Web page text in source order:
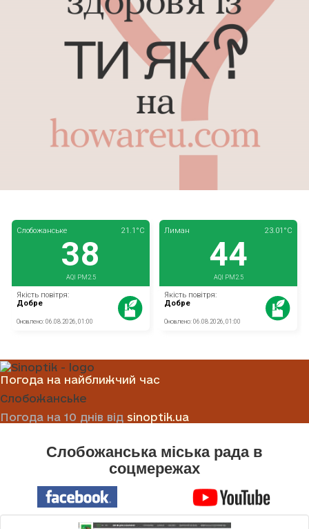
Погода на найближчий час
Слобожанське
Погода на 10 днів від sinoptik.ua
Слобожанська міська рада в
соцмережах